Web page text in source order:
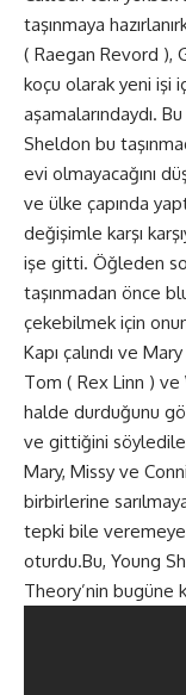
taşınmaya
( Raegan Revord ),
koçu olarak yeni işi
aşamalarındaydı.
Sheldon bu
evi olmayacağını
ve ülke çapında
değişimle karşı
işe gitti. Öğleden
taşınmadan önce
çekebilmek için
Kapı çalındı ​​ve
Tom ( Rex Linn )
halde durduğunu
ve gittiğini
Mary, Missy ve
birbirlerine
tepki bile
oturdu.Bu, Young
Theory’nin bugüne